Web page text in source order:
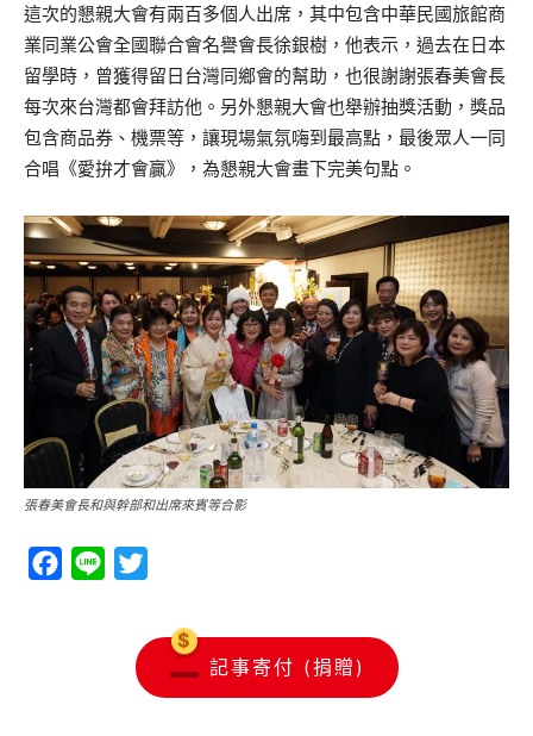
這次的懇親大會有兩百多個人出席，其中包含中華民國旅館商
業同業公會全國聯合會名譽會長徐銀樹，他表示，過去在日本
留學時，曾獲得留日台灣同鄉會的幫助，也很謝謝張春美會長
每次來台灣都會拜訪他。另外懇親大會也舉辦抽獎活動，獎品
包含商品券、機票等，讓現場氣氛嗨到最高點，最後眾人一同
合唱《愛拚才會贏》，為懇親大會畫下完美句點。
張春美會長和與幹部和出席來賓等合影
Facebook
Line
記事寄付 (捐贈)